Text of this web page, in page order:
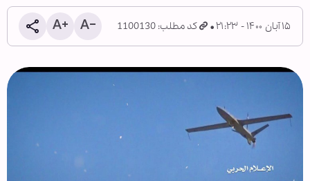
۱۵ آبان ۱۴۰۰ - ۲۱:۲۳ کد مطلب: 1100130